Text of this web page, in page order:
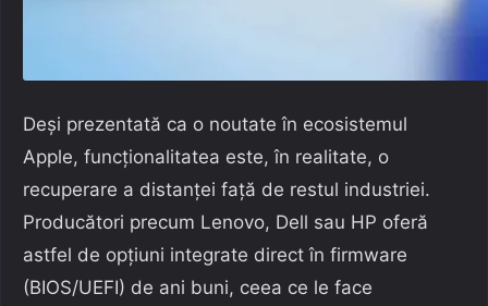
Deși prezentată ca o noutate în ecosistemul
Apple, funcționalitatea este, în realitate, o
recuperare a distanței față de restul industriei.
Producători precum Lenovo, Dell sau HP oferă
astfel de opțiuni integrate direct în firmware
(BIOS/UEFI) de ani buni, ceea ce le face